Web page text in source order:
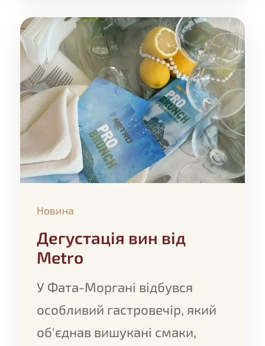
Новина
Дегустація вин від
Metro
У Фата-Моргані відбувся
особливий гастровечір, який
об'єднав вишукані смаки,